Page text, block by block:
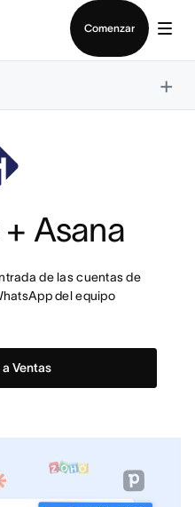
Comenzar
×
Asana
de las cuentas de
del equipo
Ventas